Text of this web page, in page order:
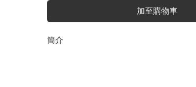
加至購物車
簡介